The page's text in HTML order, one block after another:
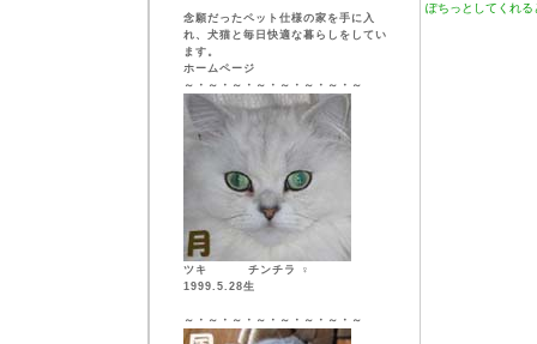
念願だったペット仕様の家を手に入
れ、犬猫と毎日快適な暮らしをしてい
ます。
ホームページ
～・～・～・～・～・～・～・～
ツキ チンチラ ♀
1999.5.28生
～・～・～・～・～・～・～・～
ぽちっとしてくれ